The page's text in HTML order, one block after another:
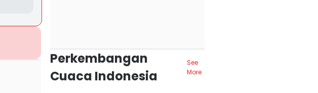
Perkembangan
Cuaca Indonesia
See
More